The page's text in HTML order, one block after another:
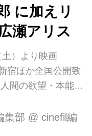
主人公・西川トオ
・ヨシ...
に加えリ
瀬アリス
）より映画
宿ほか全国公開致
間の欲望・本能・
成。 また、独自の
・フランキー、妖
集部 @ cinefil編